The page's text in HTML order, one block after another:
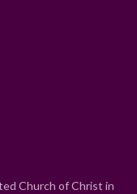
Church of Christ in